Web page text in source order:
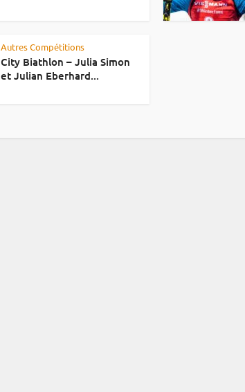
Autres Compétitions
City Biathlon – Julia Simon
et Julian Eberhard...